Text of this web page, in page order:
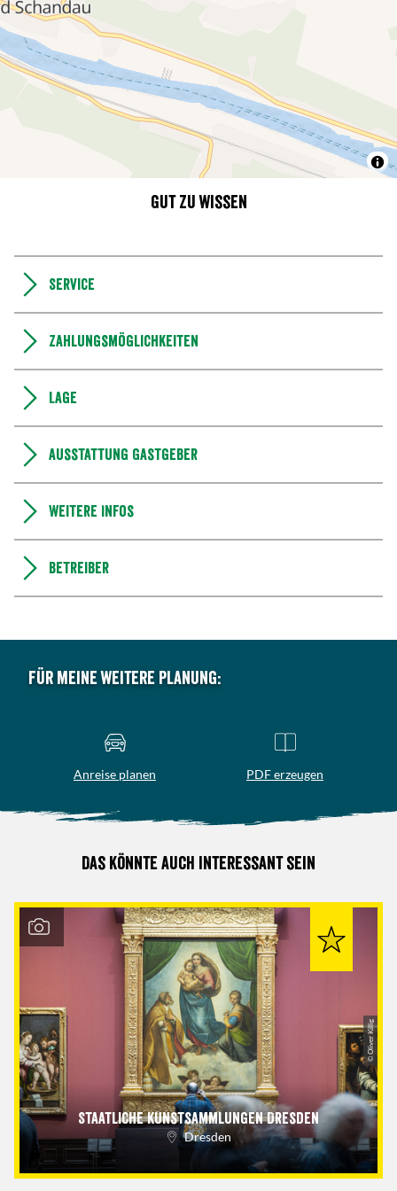
Gut zu wissen
Service
Zahlungsmöglichkeiten
Lage
Ausstattung Gastgeber
Weitere Infos
Betreiber
Für meine weitere Planung:
Anreise planen PDF erzeugen
Das könnte auch interessant sein
Staatliche Kunstsammlungen Dresden
Dresden
© Oliver Killig